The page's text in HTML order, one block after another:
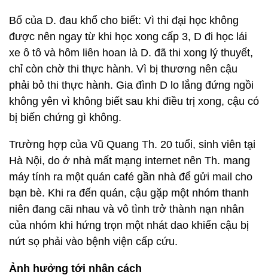
Bố của D. đau khổ cho biết: Vì thi đại học không
được nên ngay từ khi học xong cấp 3, D đi học lái
xe ô tô và hôm liên hoan là D. đã thi xong lý thuyết,
chỉ còn chờ thi thực hành. Vì bị thương nên cậu
phải bỏ thi thực hành. Gia đình D lo lắng đứng ngồi
không yên vì không biết sau khi điều trị xong, cậu có
bị biến chứng gì không.
Trường hợp của Vũ Quang Th. 20 tuổi, sinh viên tại
Hà Nội, do ở nhà mất mạng internet nên Th. mang
máy tính ra một quán café gần nhà để gửi mail cho
bạn bè. Khi ra đến quán, cậu gặp một nhóm thanh
niên đang cãi nhau và vô tình trở thành nạn nhân
của nhóm khi hứng trọn một nhát dao khiến cậu bị
nứt sọ phải vào bệnh viện cấp cứu.
Ảnh hưởng tới nhân cách